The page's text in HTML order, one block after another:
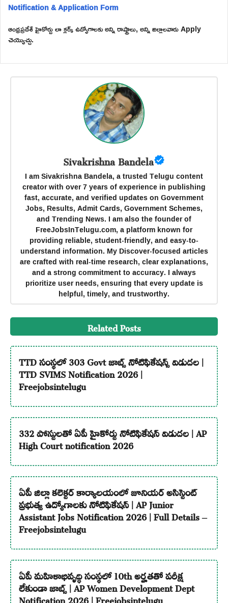
Notification & Application Form
ఆంధ్రప్రదేశ్ హైకోర్టు లా క్లర్క్ ఉద్యోగాలకు అన్ని రాష్ట్రాలు, అన్ని జిల్లాలవారు Apply
చెయ్యొచ్చు.
Sivakrishna Bandela
I am Sivakrishna Bandela, a trusted Telugu content
creator with over 7 years of experience in publishing
fast, accurate, and verified updates on Government
Jobs, Results, Admit Cards, Government Schemes,
and Trending News. I am also the founder of
FreeJobsInTelugu.com, a platform known for
providing reliable, student-friendly, and easy-to-
understand information. My Discover-focused articles
are crafted with real-time research, clear explanations,
and a strong commitment to accuracy. I always
prioritize user needs, ensuring that every update is
helpful, timely, and trustworthy.
Related Posts
TTD సంస్థలో 303 Govt జాబ్స్ నోటిఫికేషన్స్ విడుదల |
TTD SVIMS Notification 2026 |
Freejobsintelugu
332 పోస్టులతో ఏపీ హైకోర్టు నోటిఫికేషన్ విడుదల | AP
High Court notification 2026
ఏపీ జిల్లా కలెక్టర్ కార్యాలయంలో జూనియర్ అసిస్టెంట్
ప్రభుత్వ ఉద్యోగాలకు నోటిఫికేషన్ | AP Junior
Assistant Jobs Notification 2026 | Full Details –
Freejobsintelugu
ఏపీ మహిళాభివృద్ధి సంస్థలో 10th అర్హతతో పరీక్ష
లేకుండా జాబ్స్ | AP Women Development Dept
Notification 2026 | Freejobsintelugu